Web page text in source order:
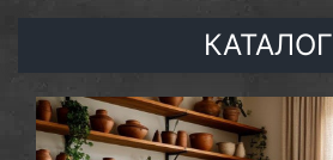
КАТАЛОГ